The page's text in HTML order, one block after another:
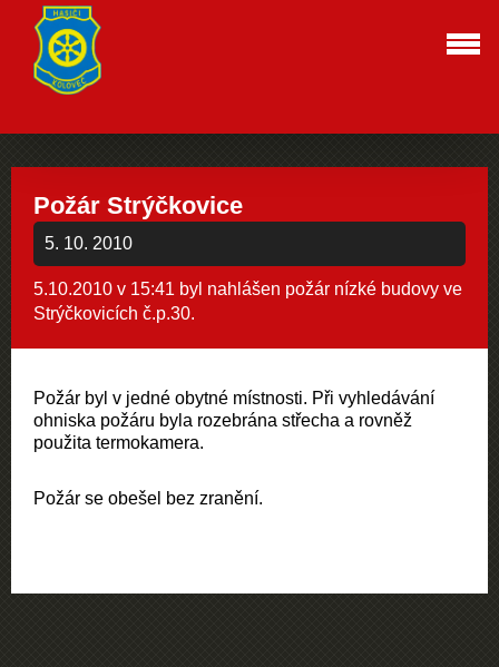
Požár Strýčkovice
5. 10. 2010
5.10.2010 v 15:41 byl nahlášen požár nízké budovy ve
Strýčkovicích č.p.30.
Požár byl v jedné obytné místnosti. Při vyhledávání
ohniska požáru byla rozebrána střecha a rovněž
použita termokamera.
Požár se obešel bez zranění.